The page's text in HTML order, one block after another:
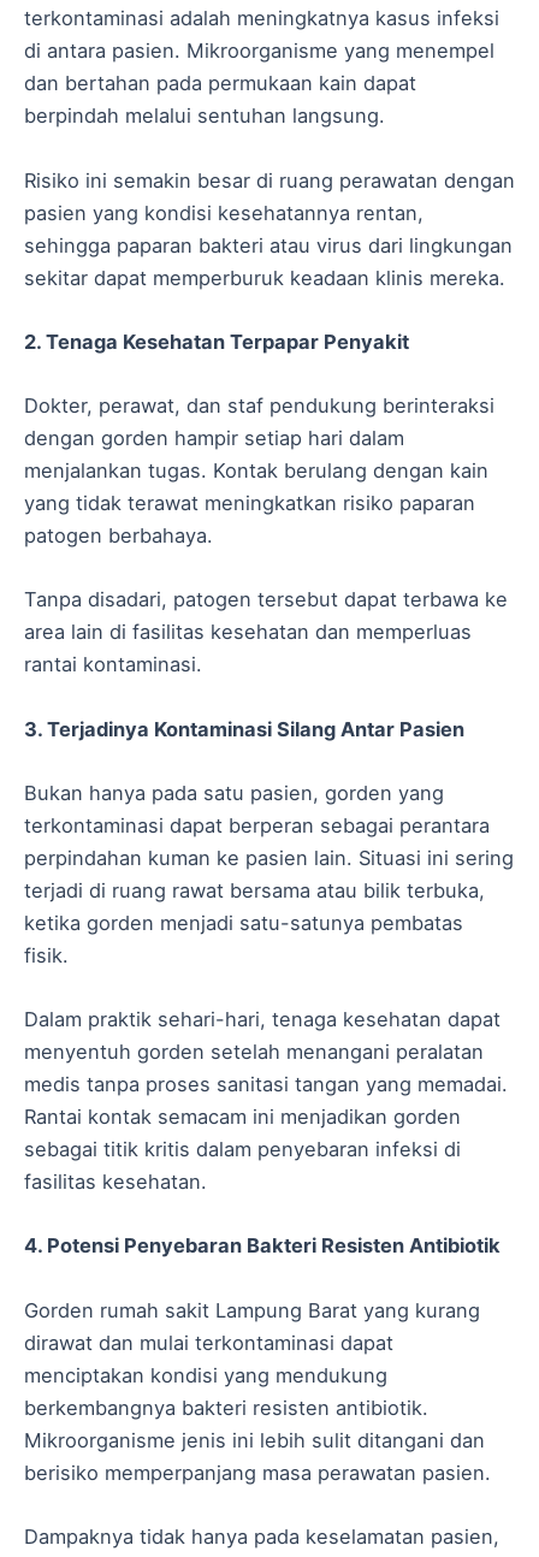
terkontaminasi adalah meningkatnya kasus infeksi
di antara pasien. Mikroorganisme yang menempel
dan bertahan pada permukaan kain dapat
berpindah melalui sentuhan langsung.
Risiko ini semakin besar di ruang perawatan dengan
pasien yang kondisi kesehatannya rentan,
sehingga paparan bakteri atau virus dari lingkungan
sekitar dapat memperburuk keadaan klinis mereka.
2. Tenaga Kesehatan Terpapar Penyakit
Dokter, perawat, dan staf pendukung berinteraksi
dengan gorden hampir setiap hari dalam
menjalankan tugas. Kontak berulang dengan kain
yang tidak terawat meningkatkan risiko paparan
patogen berbahaya.
Tanpa disadari, patogen tersebut dapat terbawa ke
area lain di fasilitas kesehatan dan memperluas
rantai kontaminasi.
3. Terjadinya Kontaminasi Silang Antar Pasien
Bukan hanya pada satu pasien, gorden yang
terkontaminasi dapat berperan sebagai perantara
perpindahan kuman ke pasien lain. Situasi ini sering
terjadi di ruang rawat bersama atau bilik terbuka,
ketika gorden menjadi satu-satunya pembatas
fisik.
Dalam praktik sehari-hari, tenaga kesehatan dapat
menyentuh gorden setelah menangani peralatan
medis tanpa proses sanitasi tangan yang memadai.
Rantai kontak semacam ini menjadikan gorden
sebagai titik kritis dalam penyebaran infeksi di
fasilitas kesehatan.
4. Potensi Penyebaran Bakteri Resisten Antibiotik
Gorden rumah sakit Lampung Barat yang kurang
dirawat dan mulai terkontaminasi dapat
menciptakan kondisi yang mendukung
berkembangnya bakteri resisten antibiotik.
Mikroorganisme jenis ini lebih sulit ditangani dan
berisiko memperpanjang masa perawatan pasien.
Dampaknya tidak hanya pada keselamatan pasien,